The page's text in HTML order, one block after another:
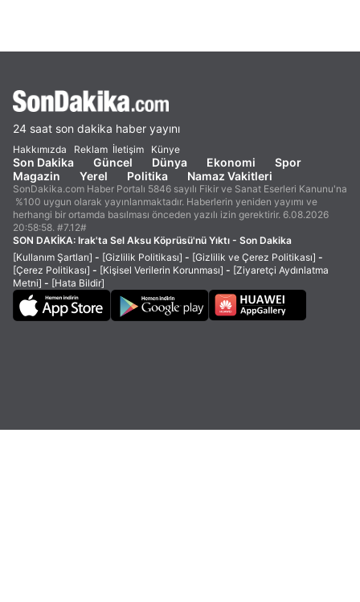
24 saat son dakika haber yayını
Hakkımızda Reklam İletişim Künye
Son Dakika Güncel Dünya Ekonomi
Spor
Magazin
Yerel Politika Namaz Vakitleri
SonDakika.com Haber Portalı 5846 sayılı Fikir ve Sanat Eserleri Kanunu'na
%100 uygun olarak yayınlanmaktadır. Haberlerin yeniden yayımı ve
herhangi bir ortamda basılması önceden yazılı izin gerektirir. 6.08.2026
20:58:58. #7.12#
SON DAKİKA: Irak'ta Sel Aksu Köprüsü'nü Yıktı - Son Dakika
[Kullanım Şartları] - [Gizlilik Politikası] - [Gizlilik ve Çerez Politikası] -
[Çerez Politikası] - [Kişisel Verilerin Korunması] - [Ziyaretçi Aydınlatma
Metni] - [Hata Bildir]